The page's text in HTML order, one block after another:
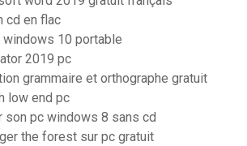
cd en flac
windows 10 portable
2019 pc
grammaire et orthographe gratuit
low end pc
son pc windows 8 sans cd
the forest sur pc gratuit